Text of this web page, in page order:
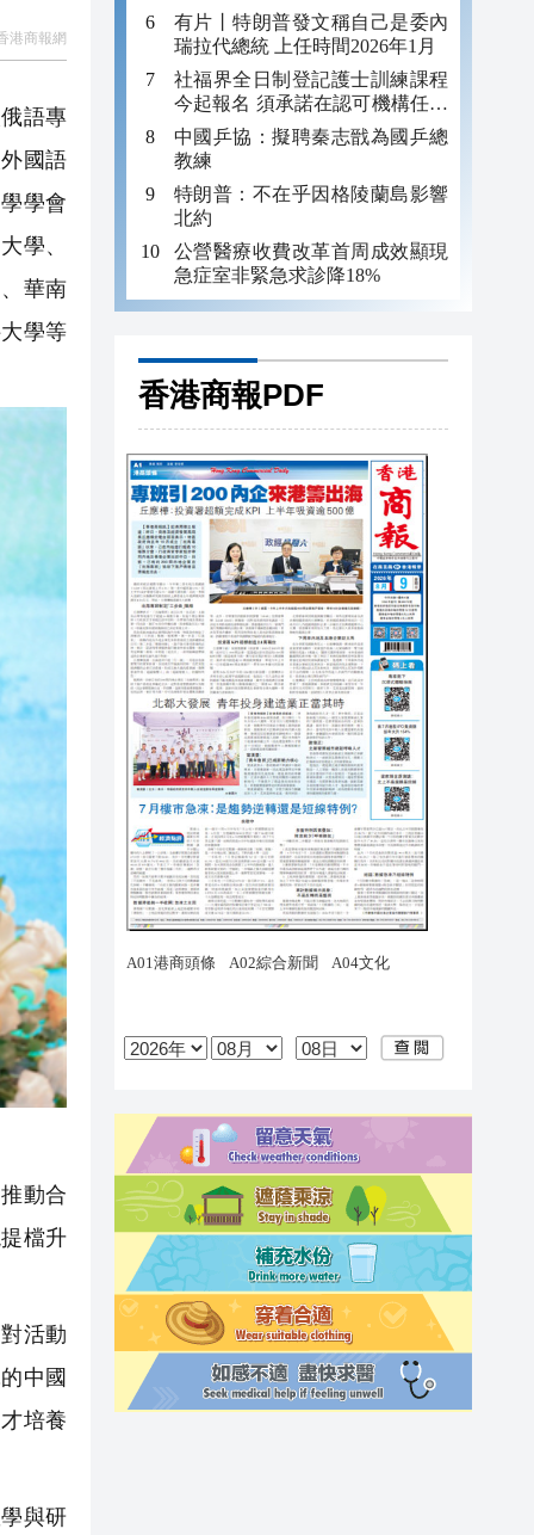
港商報網
語專
國語
學會
學、
華南
學等
動合
檔升
活動
中國
培養
與研
有片丨特朗普發文稱自己是委內
瑞拉代總統 上任時間2026年1月
社福界全日制登記護士訓練課程
今起報名 須承諾在認可機構任職
至少三年
中國乒協：擬聘秦志戩為國乒總
教練
特朗普：不在乎因格陵蘭島影響
北約
公營醫療收費改革首周成效顯現
急症室非緊急求診降18%
香港商報PDF